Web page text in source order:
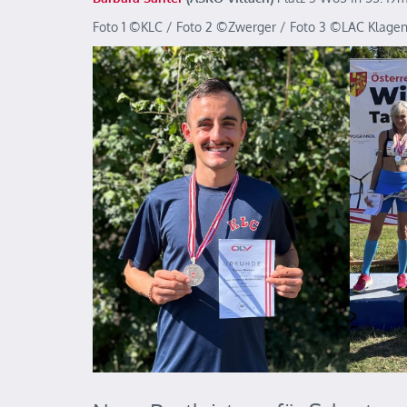
Foto 1 ©️KLC / Foto 2 ©️Zwerger / Foto 3 ©️LAC